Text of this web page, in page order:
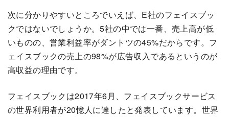
次に分かりやすいところでいえば、E社のフェイスブッ
クではないでしょうか。5社の中では一番、売上高が低
いものの、営業利益率がダントツの45%だからです。フ
ェイスブックの売上の98%が広告収入であるというのが
高収益の理由です。
フェイスブックは2017年6月、フェイスブックサービス
の世界利用者が20憶人に達したと発表しています。世界